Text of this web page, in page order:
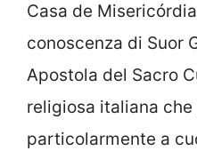
Casa de
conoscenza di Suor
Apostola del Sacro
religiosa italiana che
particolarmente a